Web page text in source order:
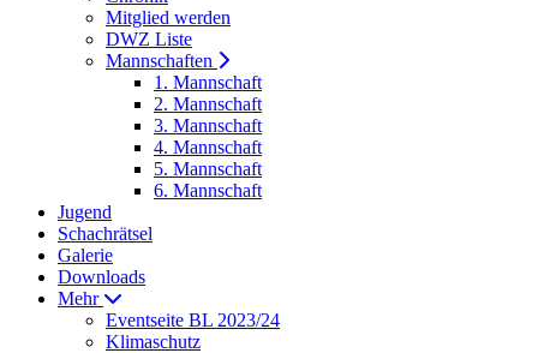
Mitglied werden
DWZ Liste
Mannschaften
1. Mannschaft
2. Mannschaft
3. Mannschaft
4. Mannschaft
5. Mannschaft
6. Mannschaft
Jugend
Schachrätsel
Galerie
Downloads
Mehr
Eventseite BL 2023/24
Klimaschutz